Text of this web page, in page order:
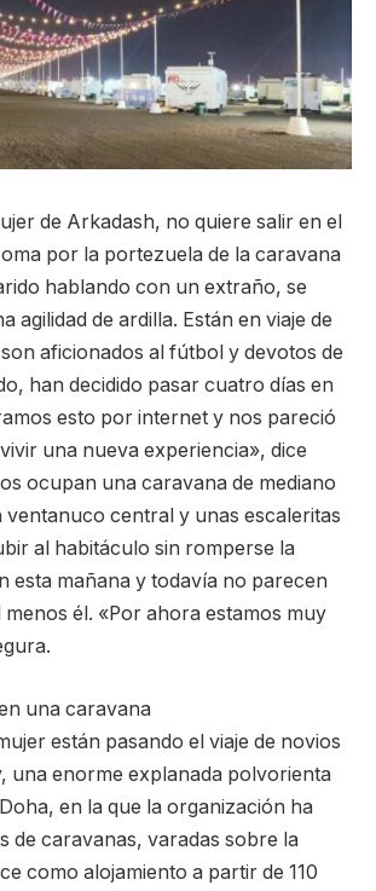
de Arkadash, no quiere salir en el
por la portezuela de la caravana
hablando con un extraño, se
agilidad de ardilla. Están en viaje de
aficionados al fútbol y devotos de
han decidido pasar cuatro días en
esto por internet y nos pareció
una nueva experiencia», dice
ocupan una caravana de mediano
central y unas escaleritas
al habitáculo sin romperse la
esta mañana y todavía no parecen
él. «Por ahora estamos muy
una caravana
están pasando el viaje de novios
una enorme explanada polvorienta
en la que la organización ha
de caravanas, varadas sobre la
como alojamiento a partir de 110